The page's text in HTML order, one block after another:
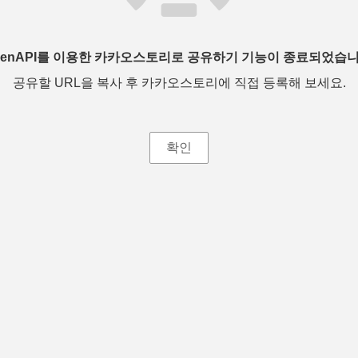
를 이용한 카카오스토리로 공유하기 기능이 종료되었습
공유할 URL을 복사 후 카카오스토리에 직접 등록해 보세요.
확인